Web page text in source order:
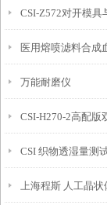
CSI-Z572对开模具
医用熔喷滤料合成
货
万能耐磨仪
CSI-H270-2高配版
CSI 织物透湿量测
上海程斯 人工晶状